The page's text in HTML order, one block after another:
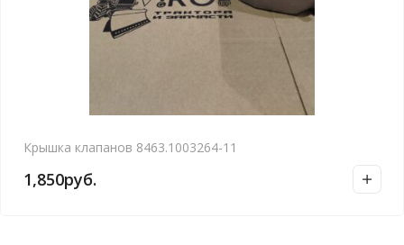
Крышка клапанов 8463.1003264-11
1,850руб.